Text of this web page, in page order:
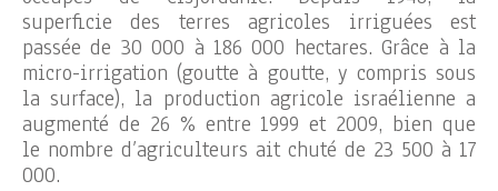
superficie des terres agricoles irriguées est
passée de 30 000 à 186 000 hectares. Grâce à la
micro-irrigation (goutte à goutte, y compris sous
la surface), la production agricole israélienne a
augmenté de 26 % entre 1999 et 2009, bien que
le nombre d’agriculteurs ait chuté de 23 500 à 17
000.